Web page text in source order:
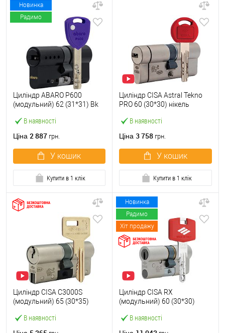
Новинка
Радимо
В наявності
Циліндр ABARO P600
(модульний) 62 (31*31) Bk
Ціна 2 887 грн.
У кошик
Купити в 1 клік
В наявності
Циліндр CISA Astral Tekno
PRO 60 (30*30) нікель
Ціна 3 758 грн.
У кошик
Купити в 1 клік
В наявності
Циліндр CISA C3000S
(модульний) 65 (30*35)
Новинка
Радимо
Хіт продажу
В наявності
Циліндр CISA RX
(модульний) 60 (30*30)